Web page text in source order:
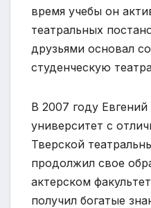
время учебы он
театральных
друзьями основал
студенческую
В 2007 году
университет с
Тверской
продолжил свое
актерском
получил богатые